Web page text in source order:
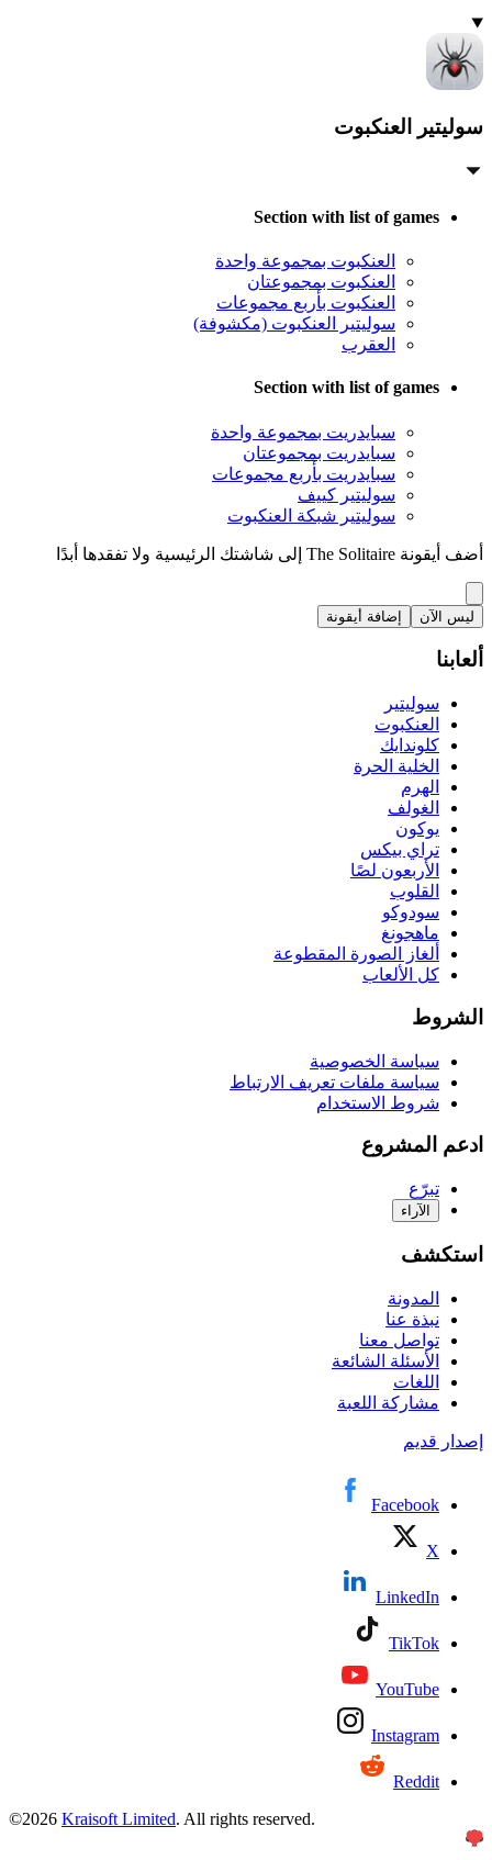
سوليتير العنكبوت
Section with list of games
العنكبوت بمجموعة واحدة
العنكبوت بمجموعتان
العنكبوت بأربع مجموعات
سوليتير العنكبوت (مكشوفة)
العقرب
Section with list of games
سبايدريت بمجموعة واحدة
سبايدريت بمجموعتان
سبايدريت بأربع مجموعات
سوليتير كييف
سوليتير شبكة العنكبوت
أضف أيقونة The Solitaire إلى شاشتك الرئيسية ولا تفقدها أبدًا
ليس الآن إضافة أيقونة
ألعابنا
سوليتير
العنكبوت
كلوندايك
الخلية الحرة
الهرم
الغولف
يوكون
تراي بيكس
الأربعون لصًا
القلوب
سودوكو
ماهجونغ
ألغاز الصورة المقطوعة
كل الألعاب
الشروط
سياسة الخصوصية
سياسة ملفات تعريف الارتباط
شروط الاستخدام
ادعم المشروع
تبرّع
الآراء
استكشف
المدونة
نبذة عنا
تواصل معنا
الأسئلة الشائعة
اللغات
مشاركة اللعبة
إصدار قديم
Facebook
X
LinkedIn
TikTok
YouTube
Instagram
Reddit
©2026 Kraisoft Limited. All rights reserved.